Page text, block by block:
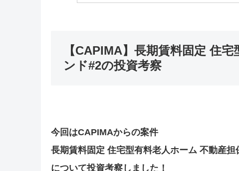
【CAPIMA】長期賃料固定 住
ンド#2の投資考察
今回はCAPIMAからの案件
長期賃料固定 住宅型有料老人ホーム 不動産担
について投資考察しました！